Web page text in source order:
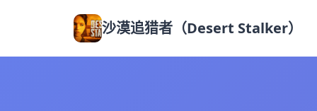
沙漠追猎者（Desert Stalker）